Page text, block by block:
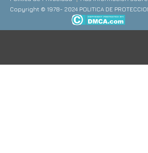
Copyright © 1978- 2024 POLITICA DE